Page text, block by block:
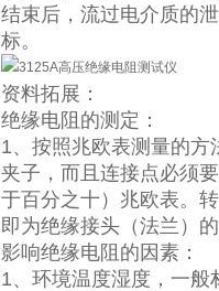
结束后，流过电介质的
标。
资料拓展：
绝缘电阻的测定：
1、按照兆欧表测量的
夹子，而且连接点必须
于百分之十）兆欧表。
即为绝缘接头（法兰）
影响绝缘电阻的因素：
1、环境温度湿度，一